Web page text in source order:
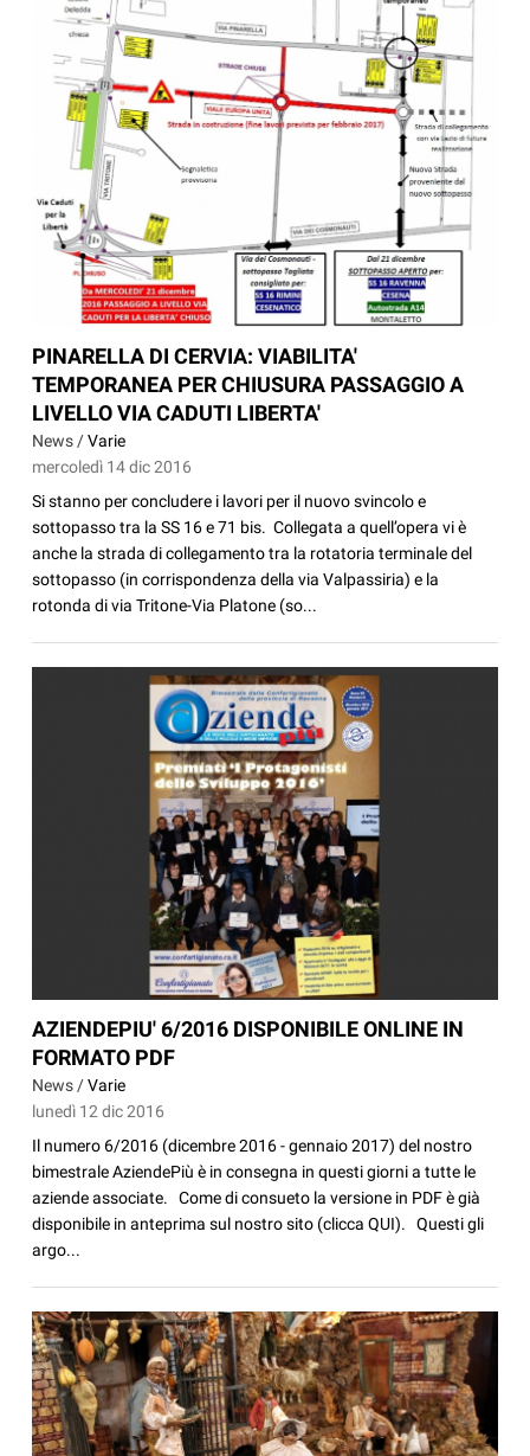
PINARELLA DI CERVIA: VIABILITA'
TEMPORANEA PER CHIUSURA PASSAGGIO A
LIVELLO VIA CADUTI LIBERTA'
News /Varie
mercoledì 14 dic 2016
Si stanno per concludere i lavori per il nuovo svincolo e
sottopasso tra la SS 16 e 71 bis. Collegata a quell’opera vi è
anche la strada di collegamento tra la rotatoria terminale del
sottopasso (in corrispondenza della via Valpassiria) e la
rotonda di via Tritone-Via Platone (so...
AZIENDEPIU' 6/2016 DISPONIBILE ONLINE IN
FORMATO PDF
News /Varie
lunedì 12 dic 2016
Il numero 6/2016 (dicembre 2016 - gennaio 2017) del nostro
bimestrale AziendePiù è in consegna in questi giorni a tutte le
aziende associate. Come di consueto la versione in PDF è già
disponibile in anteprima sul nostro sito (clicca QUI). Questi gli
argo...